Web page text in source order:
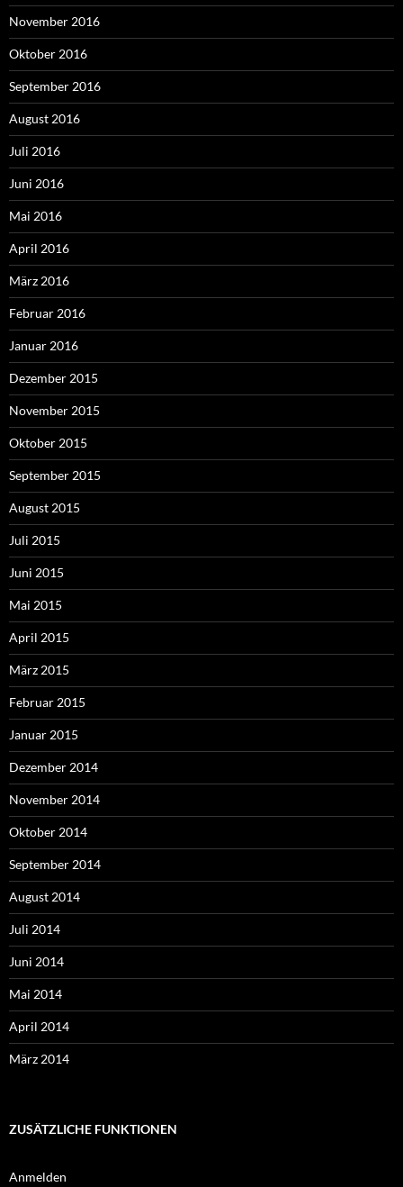
November 2016
Oktober 2016
September 2016
August 2016
Juli 2016
Juni 2016
Mai 2016
April 2016
März 2016
Februar 2016
Januar 2016
Dezember 2015
November 2015
Oktober 2015
September 2015
August 2015
Juli 2015
Juni 2015
Mai 2015
April 2015
März 2015
Februar 2015
Januar 2015
Dezember 2014
November 2014
Oktober 2014
September 2014
August 2014
Juli 2014
Juni 2014
Mai 2014
April 2014
März 2014
ZUSÄTZLICHE FUNKTIONEN
Anmelden